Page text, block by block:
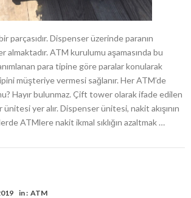
parçasıdır. Dispenser üzerinde paranın
almaktadır. ATM kurulumu aşamasında bu
para tipine göre paralar konularak
müşteriye vermesi sağlanır. Her ATM’de
Hayır bulunmaz. Çift tower olarak ifade edilen
yer alır. Dispenser ünitesi, nakit akışının
ATMlere nakit ikmal sıklığın azaltmak …
in : ATM